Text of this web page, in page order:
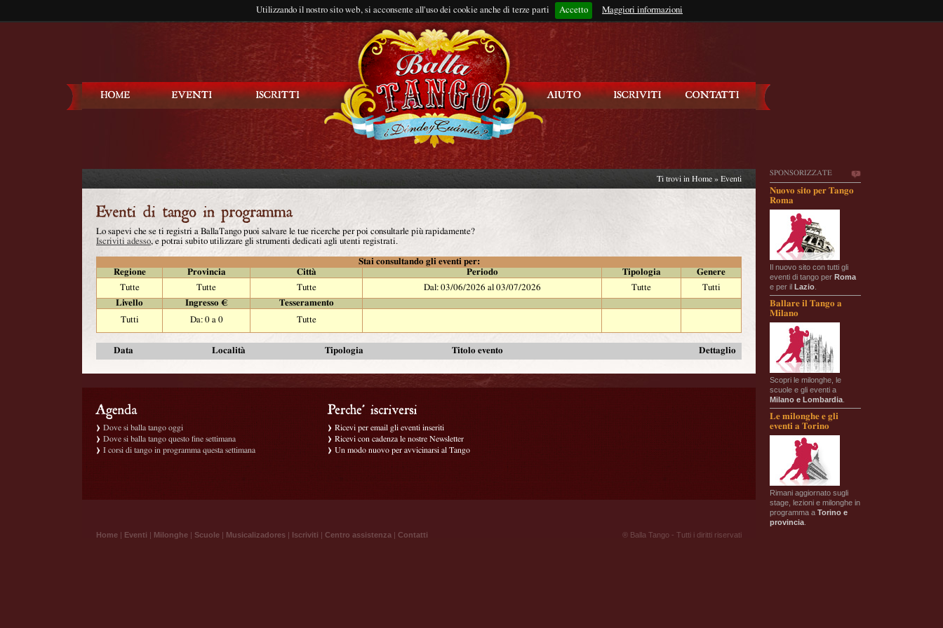
Utilizzando il nostro sito web, si acconsente all'uso dei cookie anche di terze parti Accetto Maggiori informazioni
Rimani connesso?
SPONSORIZZATE
Nuovo sito per Tango
Roma
Il nuovo sito con tutti gli
eventi di tango per Roma
e per il Lazio
Ballare il Tango a
Milano
Scopri le milonghe, le
scuole e gli eventi a
Milano e Lombardia
Le milonghe e gli
eventi a Torino
Rimani aggiornato sugli
stage, lezioni e milonghe in
programma a Torino e
provincia
Ti trovi in Home » Eventi
Lo sapevi che se ti registri a BallaTango puoi salvare le tue ricerche per poi consultarle più rapidamente?
Iscriviti adesso, e potrai subito utilizzare gli strumenti dedicati agli utenti registrati.
Stai consultando gli eventi per:
Regione
Provincia Città Periodo Tipologia
Genere
Tutte
Tutte Tutte Dal: 03/06/2026 al 03/07/2026 Tutte
Tutti
Livello
Ingresso €
Tesseramento
Tutti
Da: 0 a 0 Tutte
Data Località Tipologia Titolo evento Dettaglio
Dove si balla tango oggi
Dove si balla tango questo fine settimana
I corsi di tango in programma questa settimana
Ricevi per email gli eventi inseriti
Ricevi con cadenza le nostre Newsletter
Un modo nuovo per avvicinarsi al Tango
Home | Eventi | Milonghe | Scuole | Musicalizadores | Iscriviti | Centro assistenza | Contatti ® Balla Tango - Tutti i diritti riservati